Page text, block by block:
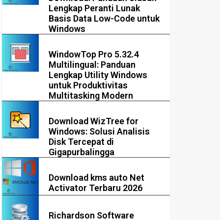
Lengkap Peranti Lunak
Basis Data Low-Code untuk
Windows
WindowTop Pro 5.32.4
Multilingual: Panduan
Lengkap Utility Windows
untuk Produktivitas
Multitasking Modern
Download WizTree for
Windows: Solusi Analisis
Disk Tercepat di
Gigapurbalingga
Download kms auto Net
Activator Terbaru 2026
Richardson Software